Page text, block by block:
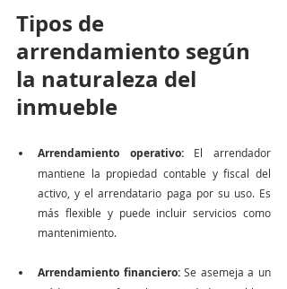
Tipos de
arrendamiento según
la naturaleza del
inmueble
Arrendamiento operativo: El arrendador
mantiene la propiedad contable y fiscal del
activo, y el arrendatario paga por su uso. Es
más flexible y puede incluir servicios como
mantenimiento.
Arrendamiento financiero: Se asemeja a un